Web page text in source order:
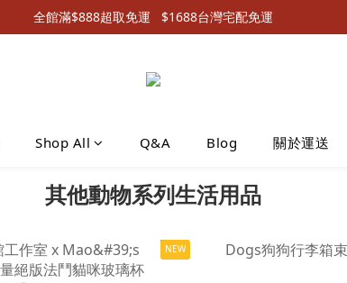
全館滿$888超取免運   $1688台灣宅配免運
Shop All Q&A Blog 關於運送
其他動物系列生活用品
NEW